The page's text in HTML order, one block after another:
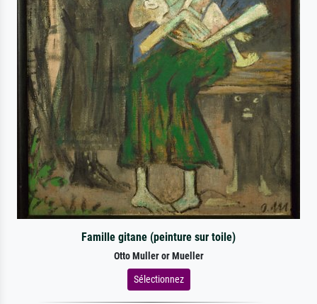
Famille gitane (peinture sur toile)
Otto Muller or Mueller
Sélectionnez